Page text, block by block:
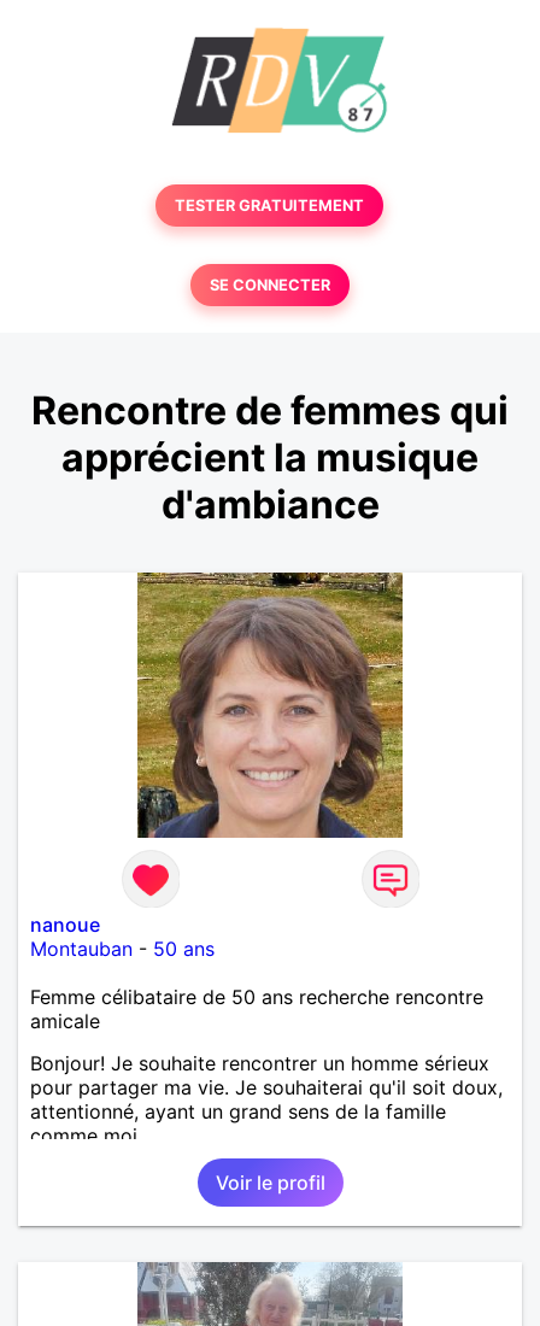
TESTER GRATUITEMENT
SE CONNECTER
Rencontre de femmes qui
apprécient la musique
d'ambiance
nanoue
Montauban - 50 ans
Femme célibataire de 50 ans recherche rencontre
amicale
Bonjour! Je souhaite rencontrer un homme sérieux
pour partager ma vie. Je souhaiterai qu'il soit doux,
attentionné, ayant un grand sens de la famille
comme moi.
Voir le profil